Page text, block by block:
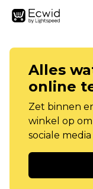
Alles
online
Zet binnen
winkel op
sociale